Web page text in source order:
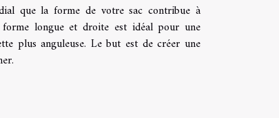
que la forme de votre sac contribue à
longue et droite est idéal pour une
plus anguleuse. Le but est de créer une